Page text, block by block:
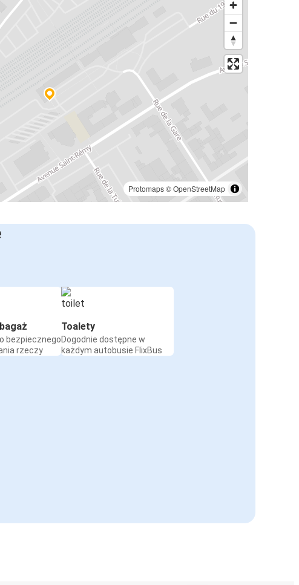
Protomaps©OpenStreetMap
bezpiecznego
rzeczy
Toalety
Dogodnie dostępne w
każdym autobusie FlixBus